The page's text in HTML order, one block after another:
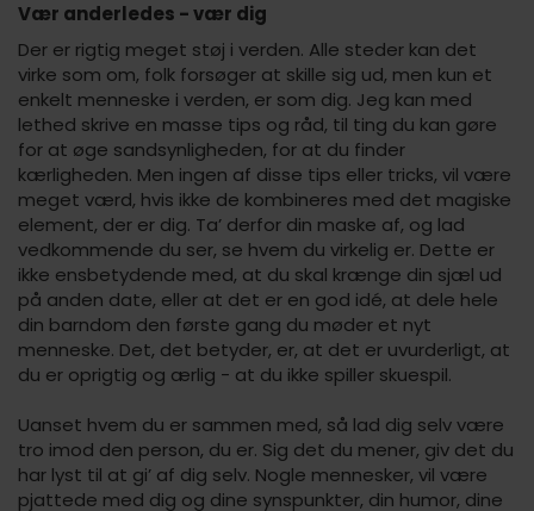
Vær anderledes - vær dig
Der er rigtig meget støj i verden. Alle steder kan det
virke som om, folk forsøger at skille sig ud, men kun et
enkelt menneske i verden, er som dig. Jeg kan med
lethed skrive en masse tips og råd, til ting du kan gøre
for at øge sandsynligheden, for at du finder
kærligheden. Men ingen af disse tips eller tricks, vil være
meget værd, hvis ikke de kombineres med det magiske
element, der er dig. Ta’ derfor din maske af, og lad
vedkommende du ser, se hvem du virkelig er. Dette er
ikke ensbetydende med, at du skal krænge din sjæl ud
på anden date, eller at det er en god idé, at dele hele
din barndom den første gang du møder et nyt
menneske. Det, det betyder, er, at det er uvurderligt, at
du er oprigtig og ærlig - at du ikke spiller skuespil.
Uanset hvem du er sammen med, så lad dig selv være
tro imod den person, du er. Sig det du mener, giv det du
har lyst til at gi’ af dig selv. Nogle mennesker, vil være
pjattede med dig og dine synspunkter, din humor, dine